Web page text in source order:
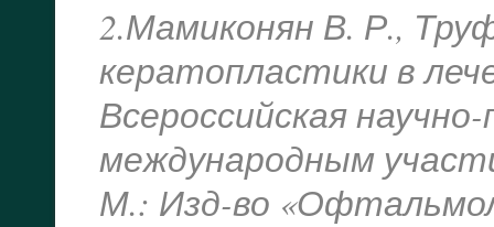
2.Мамиконян В. Р.,
кератопластики в
Всероссийская
международным
М.: Изд-во